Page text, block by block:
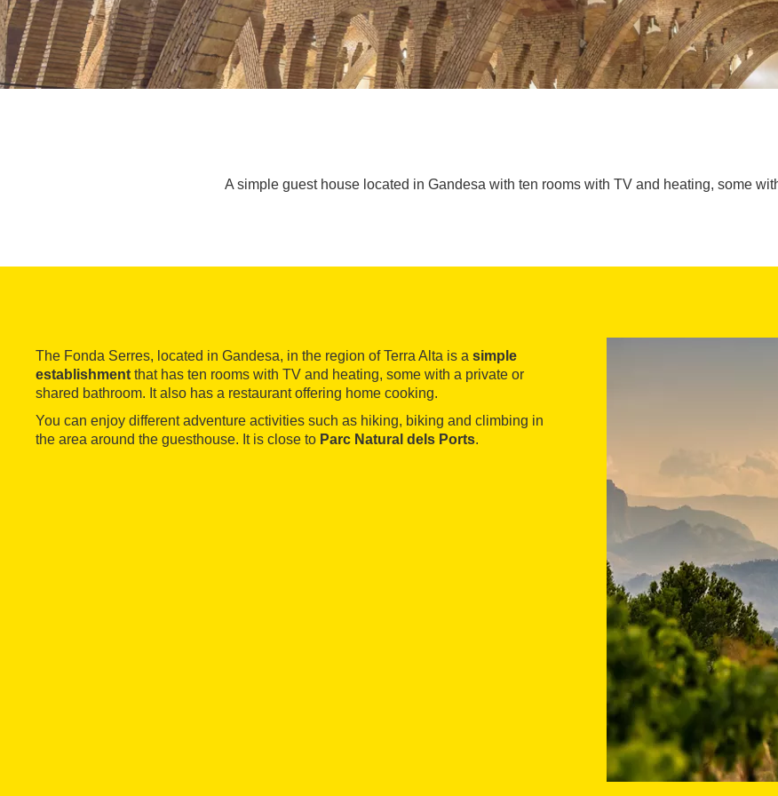
A simple guest house located in Gandesa with ten rooms with TV and heating, some
The Fonda Serres, located in Gandesa, in the region of Terra Alta is a simple
establishment that has ten rooms with TV and heating, some with a private or
shared bathroom. It also has a restaurant offering home cooking.
You can enjoy different adventure activities such as hiking, biking and climbing in
the area around the guesthouse. It is close to Parc Natural dels Ports.